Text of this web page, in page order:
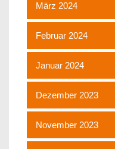
März 2024
Februar 2024
Januar 2024
Dezember 2023
November 2023